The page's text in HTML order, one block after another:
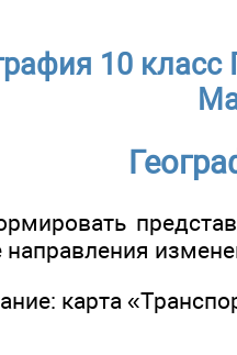
10
карта